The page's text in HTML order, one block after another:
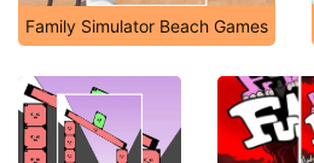
Family Simulator Beach Games